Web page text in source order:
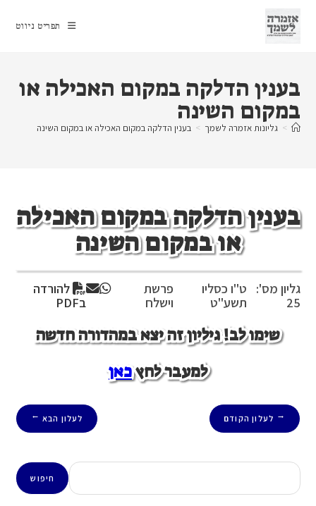
content
תפריט ניווט
בענין הדלקה במקום האכילה או
במקום השינה
> גליונות אזמרה לשמך > בענין הדלקה במקום האכילה או במקום השינה
בענין הדלקה במקום האכילה
או במקום השינה
גליון מס':
25
ט"ו כסליו
תשע"ט
פרשת
וישלח
להורדה
בPDF
שימו לב! גיליון זה יצא במהדורה חדשה
למעבר לחץכאן
← לעלון הקודם לעלון הבא →
חיפוש
חיפוש